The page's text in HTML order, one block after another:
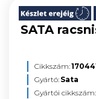
SATA
Cikkszám:
Gyártó: Sata
Gyártói cikkszám: